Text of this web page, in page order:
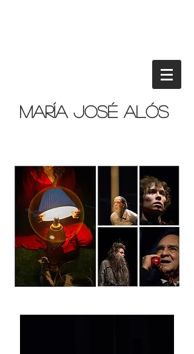
María José Alós